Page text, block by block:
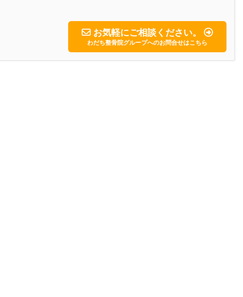
お気軽にご相談ください。
わだち整骨院グループへのお問合せはこちら